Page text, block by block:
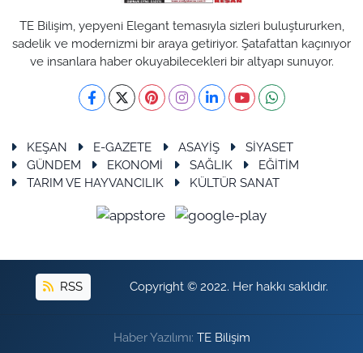
TE Bilişim, yepyeni Elegant temasıyla sizleri buluştururken,
sadelik ve modernizmi bir araya getiriyor. Şatafattan kaçınıyor
ve insanlara haber okuyabilecekleri bir altyapı sunuyor.
KEŞAN E-GAZETE ASAYİŞ
SİYASET
GÜNDEM
EKONOMİ SAĞLIK
EĞİTİM
TARIM VE HAYVANCILIK
KÜLTÜR SANAT
RSS Copyright © 2022. Her hakkı saklıdır.
Haber Yazılımı: TE Bilişim